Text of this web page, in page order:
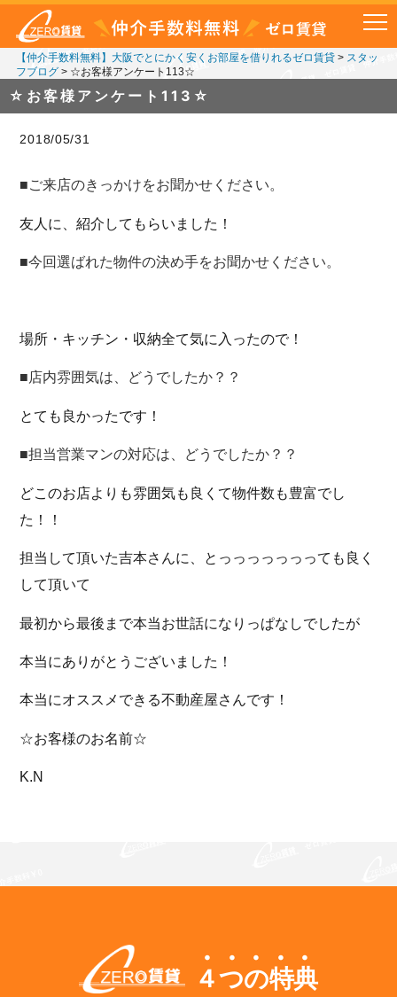
【仲介手数料無料】大阪でとにかく安くお部屋を借りれるゼロ賃貸> スタッ
フブログ> ☆お客様アンケート113☆
☆お客様アンケート113☆
2018/05/31
■ご来店のきっかけをお聞かせください。
友人に、紹介してもらいました！
■今回選ばれた物件の決め手をお聞かせください。
場所・キッチン・収納全て気に入ったので！
■店内雰囲気は、どうでしたか？？
とても良かったです！
■担当営業マンの対応は、どうでしたか？？
どこのお店よりも雰囲気も良くて物件数も豊富でし
た！！
担当して頂いた吉本さんに、とっっっっっっっても良く
して頂いて
最初から最後まで本当お世話になりっぱなしでしたが
本当にありがとうございました！
本当にオススメできる不動産屋さんです！
☆お客様のお名前☆
K.N
４つの特典